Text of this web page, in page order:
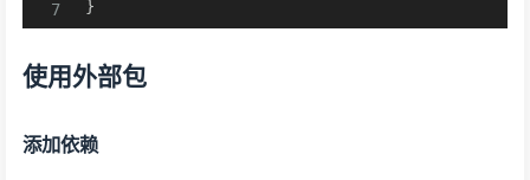
}
使用外部包
添加依赖